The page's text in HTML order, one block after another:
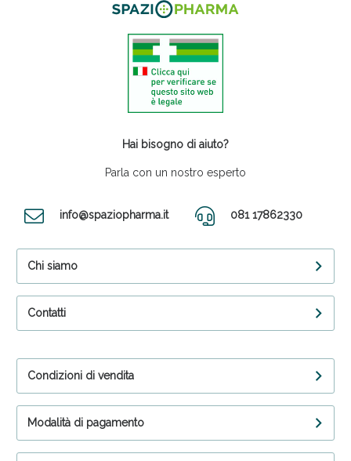
Hai bisogno di aiuto?
Parla con un nostro esperto
info@spaziopharma.it 081 17862330
Chi siamo
Contatti
Condizioni di vendita
Modalità di pagamento